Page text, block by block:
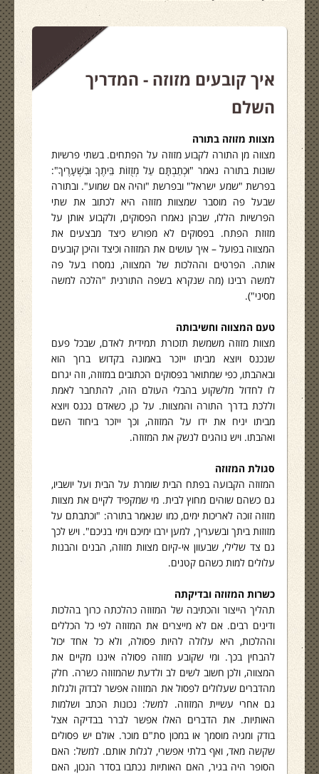
איך קובעים מזוזה - המדריך
השלם
מצוות מזוזה בתורה
מצווה מן התורה לקבוע מזוזה על הפתחים. בשתי פרשיות
שונות בתורה נאמר "וּכְתַבְתָּם עַל מְזֻזוֹת בֵּיתֶךָ וּבִשְׁעָרֶיךָ":
בפרשת "שמע ישראל" ובפרשת "והיה אם שמוע". ובתורה
שבעל פה מוסבר שמצוות מזוזה היא לכתוב את שתי
הפרשיות הללו, שבהן נאמרו הפסוקים, ולקבוע אותן על
מזוזת הפתח. בפסוקים לא מפורש כיצד מבצעים את
המצווה בפועל – איך עושים את המזוזה וכיצד והיכן קובעים
אותה. הפרטים וההלכות של המצווה, נמסרו בעל פה
למשה רבינו (מה שנקרא בשפה התורנית "הלכה למשה
מסיני").
טעם המצווה וחשיבותה
מצוות מזוזה משמשת תזכורת תמידית לאדם, שבכל פעם
שנכנס ויוצא מביתו ייזכר באמונה בקדוש ברוך הוא
ובאהבתו, כפי שמתואר בפסוקים הכתובים במזוזה, וזה יגרום
לו לחדול מלשקוע בהבלי העולם הזה, להתחבר לאמת
וללכת בדרך התורה והמצוות. על כן, כשאדם נכנס ויוצא
מביתו יניח את ידו על המזוזה, וכך ייזכר ביחוד השם
ואהבתו. ויש נוהגים לנשק את המזוזה.
סגולת המזוזה
המזוזה הקבועה בפתח הבית שומרת על הבית ועל יושביו,
גם כשהם שוהים מחוץ לבית. מי שמקפיד לקיים את מצוות
מזוזה זוכה לאריכות ימים, כמו שנאמר בתורה: "וכתבתם על
מזוזות ביתך ובשעריך, למען ירבו ימיכם וימי בניכם". ויש לכך
גם צד שלילי, שבעוון אי-קיום מצוות מזוזה, הבנים והבנות
עלולים למות כשהם קטנים.
כשרות המזוזה ובדיקתה
תהליך הייצור והכתיבה של המזוזה כהלכתה כרוך בהלכות
ודינים רבים. אם לא מייצרים את המזוזה לפי כל הכללים
וההלכות, היא עלולה להיות פסולה, ולא כל אחד יכול
להבחין בכך. ומי שקובע מזוזה פסולה איננו מקיים את
המצווה, ולכן חשוב לשים לב ולדעת שהמזוזה כשרה. חלק
מהדברים שעלולים לפסול את המזוזה אפשר לבדוק ולגלות
גם אחרי עשיית המזוזה. למשל: נכונות הכתב ושלמות
האותיות. את הדברים האלו אפשר לברר בבדיקה אצל
בודק ומגיה מוסמך או במכון סת"ם מוכר. אולם יש פסולים
שקשה מאד, ואף בלתי אפשרי, לגלות אותם. למשל: האם
הסופר היה בגיר, האם האותיות נכתבו בסדר הנכון, האם